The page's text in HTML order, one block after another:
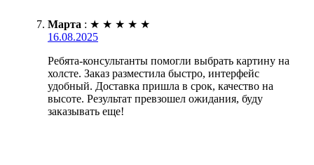
Марта : ★ ★ ★ ★ ★
16.08.2025
Ребята-консультанты помогли выбрать картину на
холсте. Заказ разместила быстро, интерфейс
удобный. Доставка пришла в срок, качество на
высоте. Результат превзошел ожидания, буду
заказывать еще!